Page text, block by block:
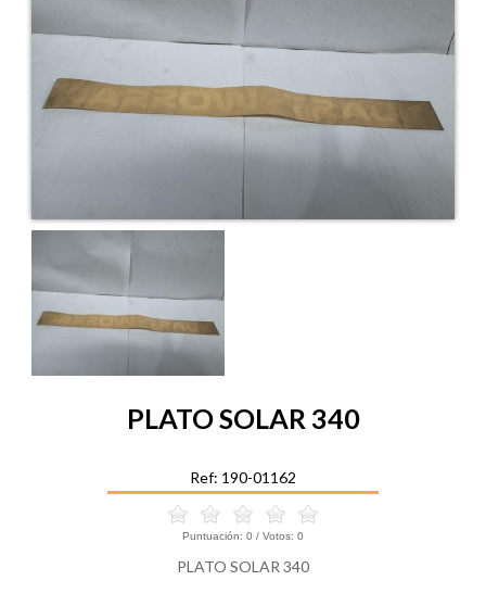
PLATO SOLAR 340
Ref: 190-01162
Puntuación: 0 / Votos: 0
PLATO SOLAR 340